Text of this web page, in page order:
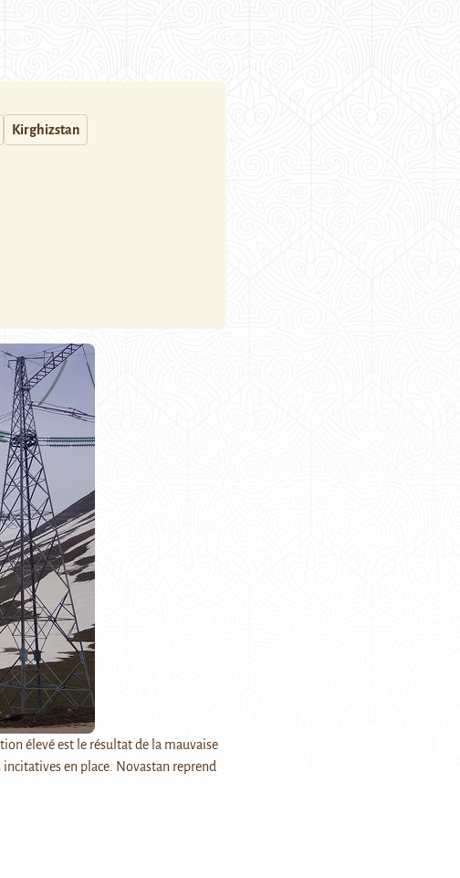
Kirghizstan
élevé est le résultat de la mauvaise
en place. Novastan reprend